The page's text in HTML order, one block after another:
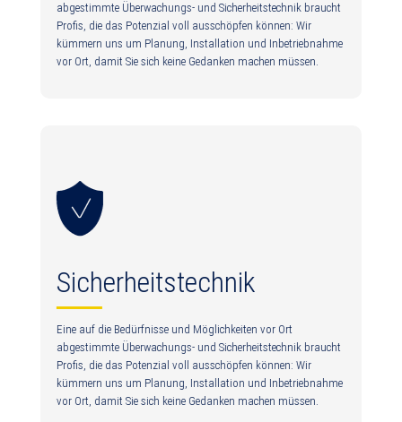
abgestimmte Überwachungs- und Sicherheitstechnik braucht
Profis, die das Potenzial voll ausschöpfen können: Wir
kümmern uns um Planung, Installation und Inbetriebnahme
vor Ort, damit Sie sich keine Gedanken machen müssen.
Sicherheitstechnik
Eine auf die Bedürfnisse und Möglichkeiten vor Ort
abgestimmte Überwachungs- und Sicherheitstechnik braucht
Profis, die das Potenzial voll ausschöpfen können: Wir
kümmern uns um Planung, Installation und Inbetriebnahme
vor Ort, damit Sie sich keine Gedanken machen müssen.